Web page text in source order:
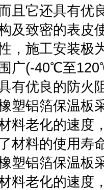
且它还具有优
及致密的表皮
，施工安装极
围广(-40℃至
有优良的防火
塑铝箔保温板
料老化的速度
材料的使用寿
塑铝箔保温板
料老化的速度